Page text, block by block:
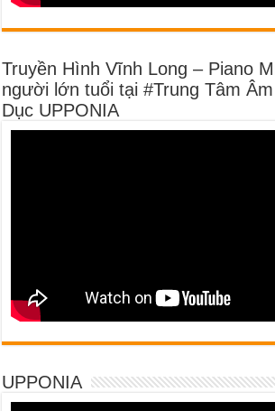
Truyền Hình Vĩnh Long – Piano
người lớn tuổi tại #Trung Tâm
Dục UPPONIA
UPPONIA